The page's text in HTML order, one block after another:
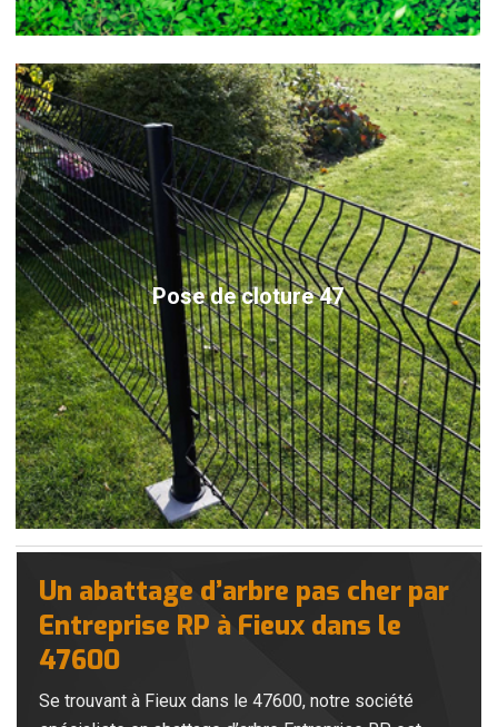
Pose de cloture 47
Un abattage d’arbre pas cher par
Entreprise RP à Fieux dans le
47600
Se trouvant à Fieux dans le 47600, notre société